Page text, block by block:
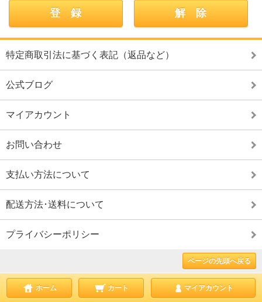
特定商取引法に基づく表記（返品など）
公式ブログ
マイアカウント
お問い合わせ
支払い方法について
配送方法･送料について
プライバシーポリシー
ページの先頭へ戻る
ホーム カート マイアカウント